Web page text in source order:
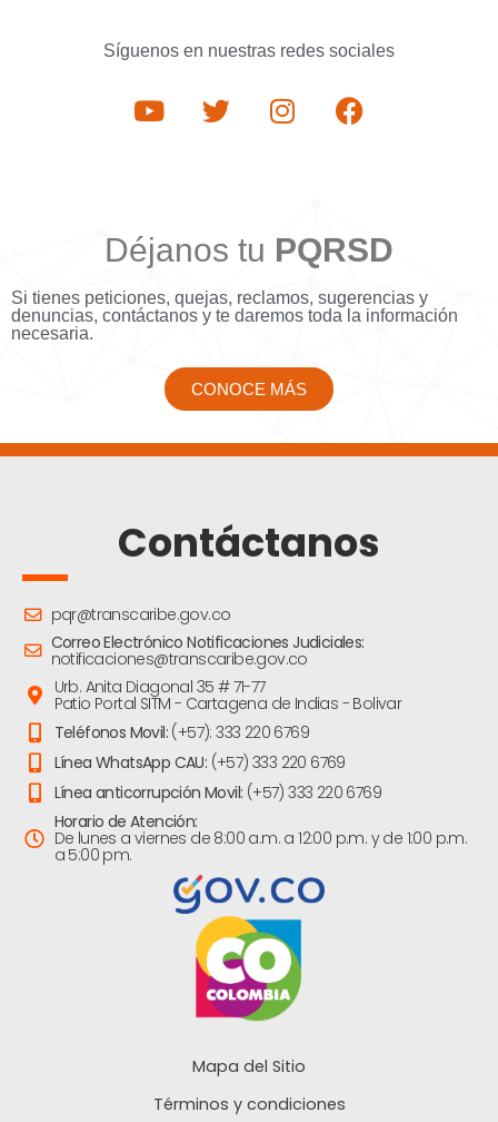
Síguenos en nuestras redes sociales
Déjanos tu PQRSD
Si tienes peticiones, quejas, reclamos, sugerencias y
denuncias, contáctanos y te daremos toda la información
necesaria.
CONOCE MÁS
Contáctanos
pqr@transcaribe.gov.co
Correo Electrónico Notificaciones Judiciales:
notificaciones@transcaribe.gov.co
Urb. Anita Diagonal 35 # 71-77
Patio Portal SITM - Cartagena de Indias - Bolivar
Teléfonos Movil: (+57): 333 220 6769
Línea WhatsApp CAU: (+57) 333 220 6769
Línea anticorrupción Movil: (+57) 333 220 6769
Horario de Atención:
De lunes a viernes de 8:00 a.m. a 12:00 p.m. y de 1:00 p.m.
a 5:00 pm.
Mapa del Sitio
Términos y condiciones